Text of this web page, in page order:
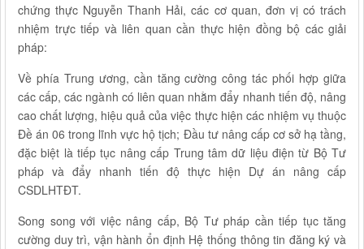
chứng thực Nguyễn Thanh Hải, các cơ quan, đơn vị có trách
nhiệm trực tiếp và liên quan cần thực hiện đồng bộ các giải
pháp:
Về phía Trung ương, cần tăng cường công tác phối hợp giữa
các cấp, các ngành có liên quan nhằm đẩy nhanh tiến độ, nâng
cao chất lượng, hiệu quả của việc thực hiện các nhiệm vụ thuộc
Đề án 06 trong lĩnh vực hộ tịch; Đầu tư nâng cấp cơ sở hạ tầng,
đặc biệt là tiếp tục nâng cấp Trung tâm dữ liệu điện từ Bộ Tư
pháp và đẩy nhanh tiến độ thực hiện Dự án nâng cấp
CSDLHTĐT.
Song song với việc nâng cấp, Bộ Tư pháp cần tiếp tục tăng
cường duy trì, vận hành ổn định Hệ thống thông tin đăng ký và